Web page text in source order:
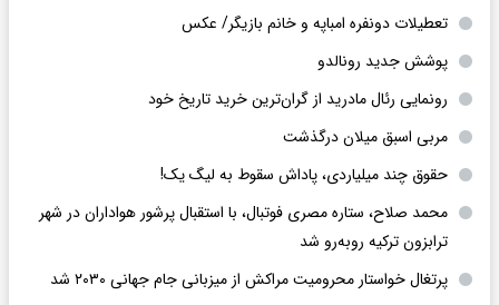
تعطیلات دونفره امباپه و خانم بازیگر/ عکس
پوشش جدید رونالدو
رونمایی رئال مادرید از گران‌ترین خرید تاریخ خود
مربی اسبق میلان درگذشت
حقوق چند میلیاردی، پاداش سقوط به لیگ یک!
محمد صلاح، ستاره مصری فوتبال، با استقبال پرشور هواداران در شهر
ترابزون ترکیه روبه‌رو شد
پرتغال خواستار محرومیت مراکش از میزبانی جام جهانی ۲۰۳۰ شد